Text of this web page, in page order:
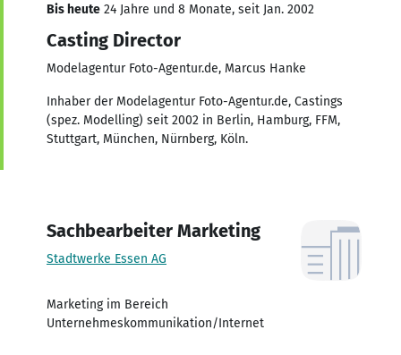
Bis heute 24 Jahre und 8 Monate, seit Jan. 2002
Casting Director
Modelagentur Foto-Agentur.de, Marcus Hanke
Inhaber der Modelagentur Foto-Agentur.de, Castings
(spez. Modelling) seit 2002 in Berlin, Hamburg, FFM,
Stuttgart, München, Nürnberg, Köln.
Sachbearbeiter Marketing
Stadtwerke Essen AG
Marketing im Bereich
Unternehmeskommunikation/Internet